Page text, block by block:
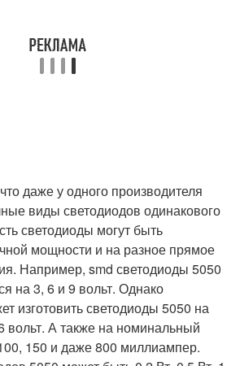
даже у одного производителя
виды светодиодов одинакового
светодиоды могут быть
мощности и на разное прямое
Например, smd светодиоды 5050
на 3, 6 и 9 вольт. Однако
изготовить светодиоды 5050 на
вольт. А также на номинальный
150 и даже 800 миллиампер.